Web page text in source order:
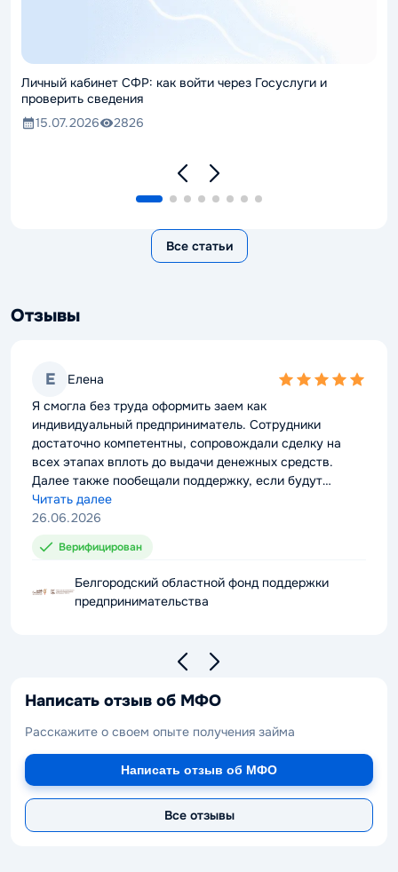
Личный кабинет СФР: как войти через Госуслуги и
проверить сведения
15.07.2026
2826
Все статьи
Отзывы
Е Елена
5,0
Я смогла без труда оформить заем как
индивидуальный предприниматель. Сотрудники
достаточно компетентны, сопровождали сделку на
всех этапах вплоть до выдачи денежных средств.
Далее также пообещали поддержку, если будут
проблемы с выплатой долга. Можно смело
рекомендовать компанию к сотрудничеству.
Читать далее
26.06.2026
Верифицирован
Белгородский областной фонд поддержки
предпринимательства
Написать отзыв об МФО
Расскажите о своем опыте получения займа
Написать отзыв об МФО
Все отзывы